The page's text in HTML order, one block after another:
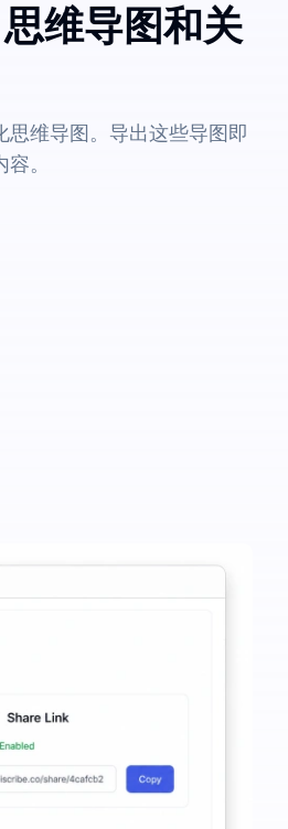
维导图和关
维导图。导出这些导图即
。